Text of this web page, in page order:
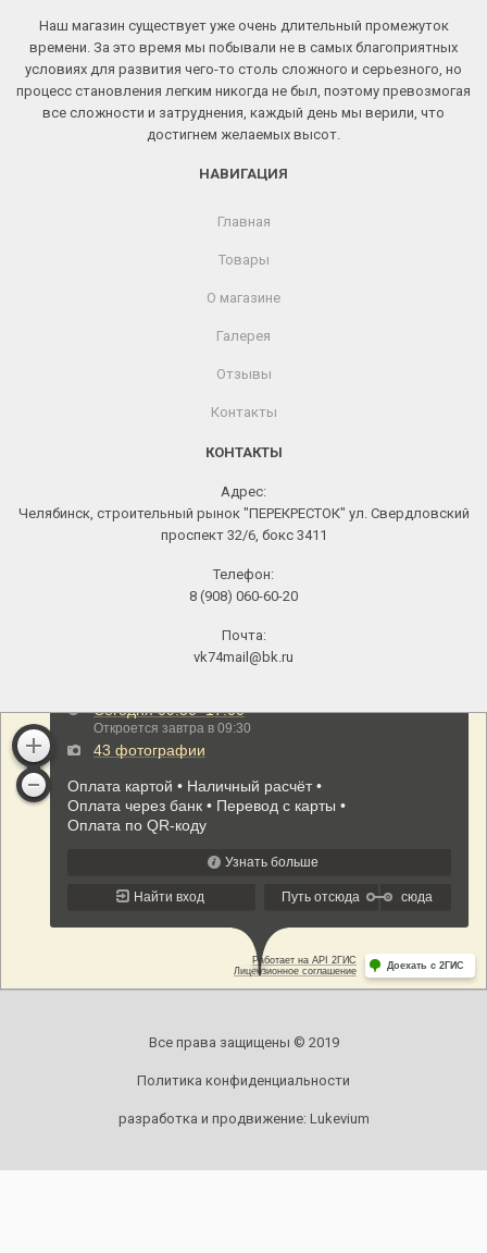
Наш магазин существует уже очень длительный промежуток
времени. За это время мы побывали не в самых благоприятных
условиях для развития чего-то столь сложного и серьезного, но
процесс становления легким никогда не был, поэтому превозмогая
все сложности и затруднения, каждый день мы верили, что
достигнем желаемых высот.
НАВИГАЦИЯ
Главная
Товары
О магазине
Галерея
Отзывы
Контакты
КОНТАКТЫ
Адрес:
Челябинск, строительный рынок "ПЕРЕКРЕСТОК" ул. Свердловский
проспект 32/6, бокс 3411
Телефон:
8 (908) 060-60-20
Почта:
vk74mail@bk.ru
Все права защищены © 2019
Политика конфиденциальности
разработка и продвижение: Lukevium